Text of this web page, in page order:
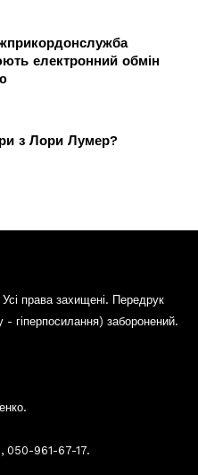
електронний обмін
з Лори Лумер?
права захищені. Передрук
гіперпосилання) заборонений.
050-961-67-17.